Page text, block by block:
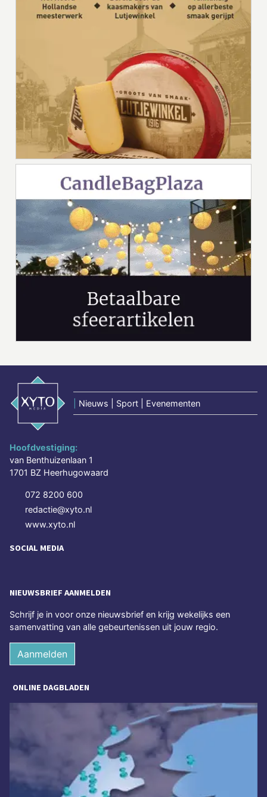
Nieuws | Sport | Evenementen
Hoofdvestiging:
van Benthuizenlaan 1
1701 BZ Heerhugowaard
072 8200 600
redactie@xyto.nl
www.xyto.nl
SOCIAL MEDIA
NIEUWSBRIEF AANMELDEN
Schrijf je in voor onze nieuwsbrief en krijg wekelijks een
samenvatting van alle gebeurtenissen uit jouw regio.
Aanmelden
ONLINE DAGBLADEN